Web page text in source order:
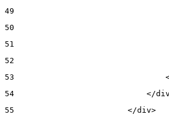
49
50
51
52
53
54
</
55
                        </div>